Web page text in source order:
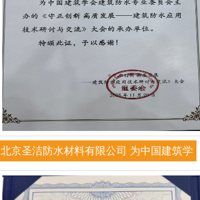
北京圣洁防水材料有限公司 为中国建筑学
会